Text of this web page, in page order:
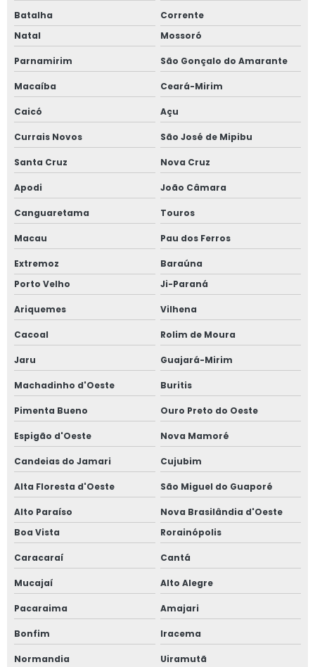
Batalha
Corrente
Natal
Mossoró
Parnamirim São Gonçalo do Amarante
Macaíba Ceará-Mirim
Caicó Açu
Currais Novos São José de Mipibu
Santa Cruz Nova Cruz
Apodi João Câmara
Canguaretama Touros
Macau Pau dos Ferros
Extremoz
Baraúna
Porto Velho
Ji-Paraná
Ariquemes Vilhena
Cacoal Rolim de Moura
Jaru Guajará-Mirim
Machadinho d'Oeste Buritis
Pimenta Bueno Ouro Preto do Oeste
Espigão d'Oeste Nova Mamoré
Candeias do Jamari Cujubim
Alta Floresta d'Oeste São Miguel do Guaporé
Alto Paraíso
Nova Brasilândia d'Oeste
Boa Vista
Rorainópolis
Caracaraí Cantá
Mucajaí Alto Alegre
Pacaraima Amajari
Bonfim Iracema
Normandia Uiramutã